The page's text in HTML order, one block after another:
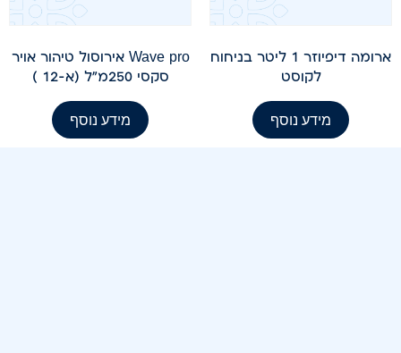
ארומה דיפיוזר 1 ליטר בניחוח
לקוסט
מידע נוסף
Wave pro אירוסול טיהור אויר
סקסי 250מ"ל (א-12 )
מידע נוסף